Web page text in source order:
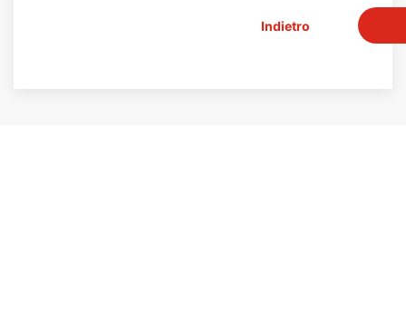
Indietro